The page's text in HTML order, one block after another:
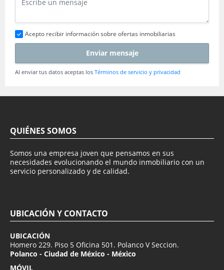
Acepto recibir información sobre ofertas inmobiliarias
Enviar mensaje
Al enviar tus datos aceptas los Términos de servicio y privacidad
QUIÉNES SOMOS
Somos una empresa joven que pensamos en sus
necesidades evolucionando el mundo inmobiliario con un
servicio personalizado y de calidad.
UBICACIÓN Y CONTACTO
UBICACIÓN
Homero 229. Piso 5 Oficina 501. Polanco V Seccion.
Polanco - Ciudad de México - México
MÓVIL